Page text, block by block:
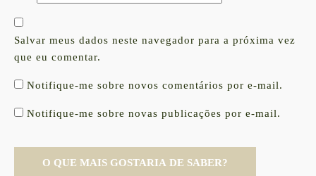
Salvar meus dados neste navegador para a próxima vez
que eu comentar.
Notifique-me sobre novos comentários por e-mail.
Notifique-me sobre novas publicações por e-mail.